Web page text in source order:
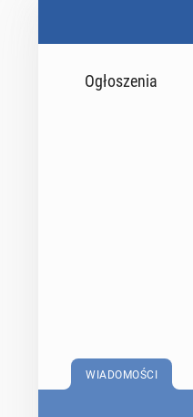
Ogłoszenia
WIADOMOŚCI